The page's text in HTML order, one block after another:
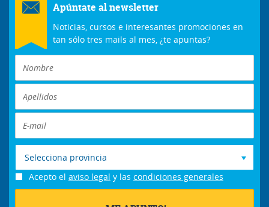
Apúntate al newsletter
Noticias, cursos e interesantes promociones en
tan sólo tres mails al mes, ¿te apuntas?
Selecciona provincia
Acepto el aviso legal y las condiciones generales